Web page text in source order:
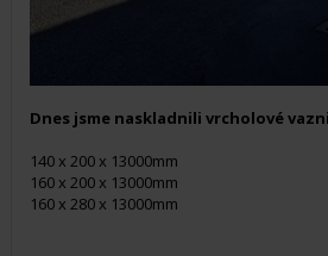
Dnes jsme naskladnili vrcholové
140 x 200 x 13000mm
160 x 200 x 13000mm
160 x 280 x 13000mm